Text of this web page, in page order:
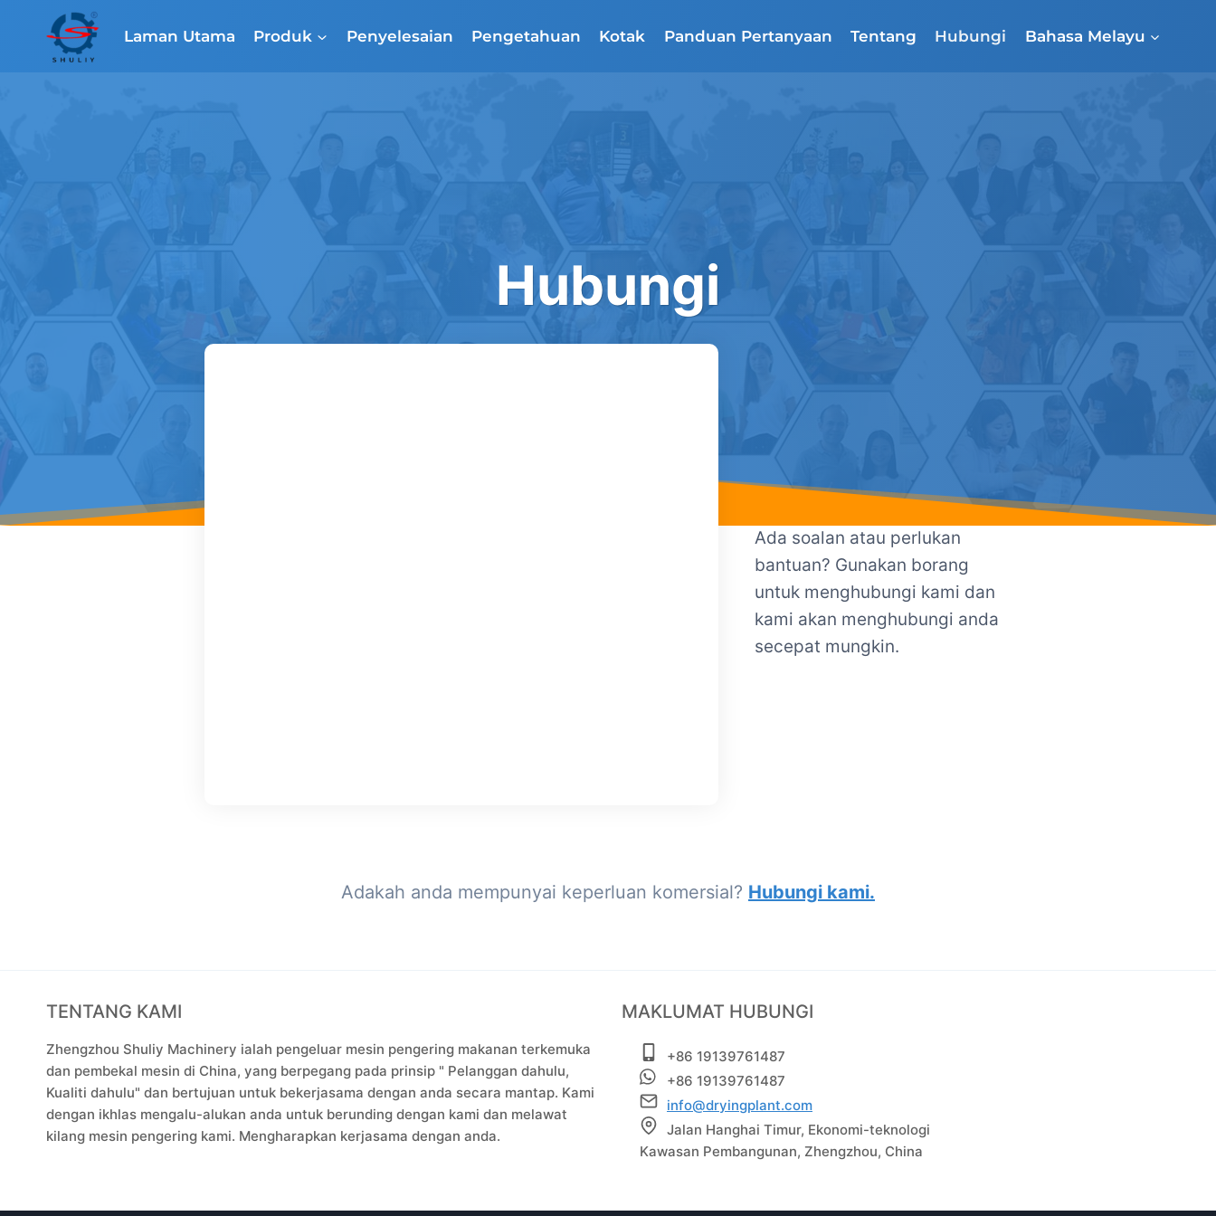
content
Laman Utama Produk Penyelesaian Pengetahuan Kotak Panduan Pertanyaan Tentang Hubungi Bahasa Melayu
Hubungi
Ada soalan atau perlukan
bantuan? Gunakan borang
untuk menghubungi kami dan
kami akan menghubungi anda
secepat mungkin.
Adakah anda mempunyai keperluan komersial? Hubungi kami.
TENTANG KAMI
Zhengzhou Shuliy Machinery ialah pengeluar mesin pengering makanan terkemuka
dan pembekal mesin di China, yang berpegang pada prinsip " Pelanggan dahulu,
Kualiti dahulu" dan bertujuan untuk bekerjasama dengan anda secara mantap. Kami
dengan ikhlas mengalu-alukan anda untuk berunding dengan kami dan melawat
kilang mesin pengering kami. Mengharapkan kerjasama dengan anda.
MAKLUMAT HUBUNGI
+86 19139761487
+86 19139761487
info@dryingplant.com
Jalan Hanghai Timur, Ekonomi-teknologi
Kawasan Pembangunan, Zhengzhou, China